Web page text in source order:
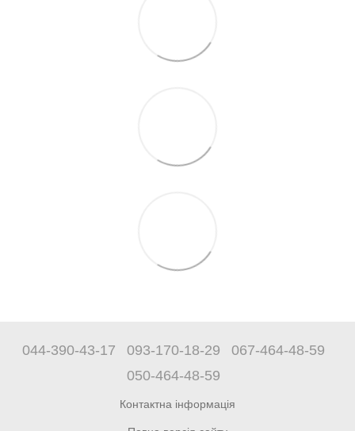
044-390-43-17 093-170-18-29
067-464-48-59
050-464-48-59
Контактна інформація